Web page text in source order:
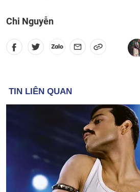
Chi Nguyễn